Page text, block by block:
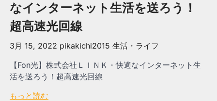
なインターネット生活を送ろう！
超高速光回線
3月 15, 2022 pikakichi2015 生活・ライフ
【Fon光】株式会社ＬＩＮＫ・快適なインターネット生
活を送ろう！超高速光回線
もっと読む